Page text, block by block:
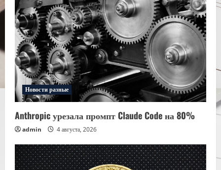
Новости разные
Anthropic урезала промпт Claude Code на 80%
admin 4 августа, 2026